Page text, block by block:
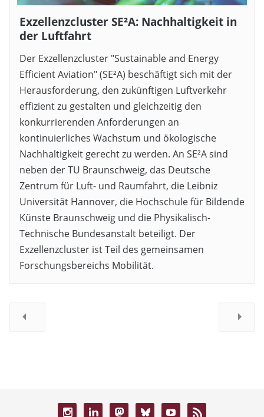
Exzellenzcluster SE²A: Nachhaltigkeit in
der Luftfahrt
Der Exzellenzcluster "Sustainable and Energy
Efficient Aviation" (SE²A) beschäftigt sich mit der
Herausforderung, den zukünftigen Luftverkehr
effizient zu gestalten und gleichzeitig den
konkurrierenden Anforderungen an
kontinuierliches Wachstum und ökologische
Nachhaltigkeit gerecht zu werden. An SE²A sind
neben der TU Braunschweig, das Deutsche
Zentrum für Luft- und Raumfahrt, die Leibniz
Universität Hannover, die Hochschule für Bildende
Künste Braunschweig und die Physikalisch-
Technische Bundesanstalt beteiligt. Der
Exzellenzcluster ist Teil des gemeinsamen
Forschungsbereichs Mobilität.